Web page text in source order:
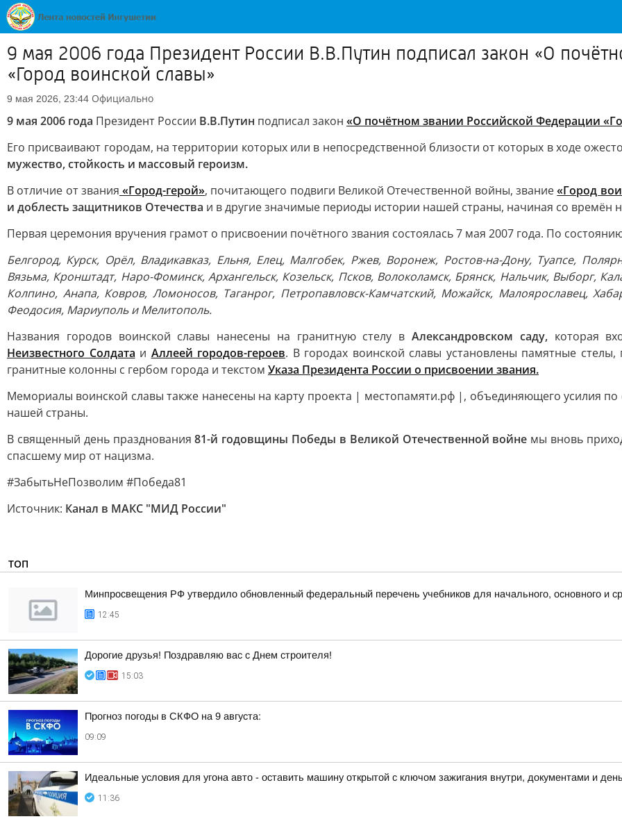
9 мая 2006 года Президент России В.В.Путин подписал закон «О
«Город воинской славы»
9 мая 2026, 23:44 Официально
9 мая 2006 года Президент России В.В.Путин подписал закон «О почётном звании Российской Федерации
Его присваивают городам, на территории которых или в непосредственной близости от которых в ходе
мужество, стойкость и массовый героизм.
В отличие от звания «Город-герой», почитающего подвиги Великой Отечественной войны, звание«Город
и доблесть защитников Отечества и в другие значимые периоды истории нашей страны, начиная со времён
Первая церемония вручения грамот о присвоении почётного звания состоялась 7 мая 2007 года. По
Белгород, Курск, Орёл, Владикавказ, Ельня, Елец, Малгобек, Ржев, Воронеж, Ростов-на-Дону, Туапсе,
Вязьма, Кронштадт, Наро-Фоминск, Архангельск, Козельск, Псков, Волоколамск, Брянск, Нальчик, Выборг,
Колпино, Анапа, Ковров, Ломоносов, Таганрог, Петропавловск-Камчатский, Можайск, Малоярославец,
Феодосия, Мариуполь и Мелитополь.
Названия городов воинской славы нанесены на гранитную стелу в Александровском саду, которая
Неизвестного Солдата и Аллеей городов-героев. В городах воинской славы установлены памятные
гранитные колонны с гербом города и текстом Указа Президента России о присвоении звания.
Мемориалы воинской славы также нанесены на карту проекта | местопамяти.рф |, объединяющего усилия по
нашей страны.
В священный день празднования81-й годовщины Победы в Великой Отечественной войне мы вновь
спасшему мир от нацизма.
#ЗабытьНеПозволим #Победа81
Источник: Канал в МАКС "МИД России"
ТОП
Минпросвещения РФ утвердило обновленный федеральный перечень учебников для начального, основного и
12:45
Дорогие друзья! Поздравляю вас с Днем строителя!
15:03
Прогноз погоды в СКФО на 9 августа:
09:09
Идеальные условия для угона авто - оставить машину открытой с ключом зажигания внутри, документами и
11:36